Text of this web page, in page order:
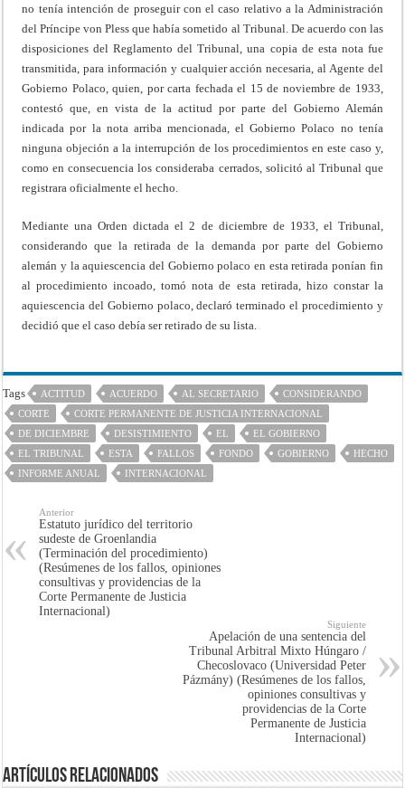
no tenía intención de proseguir con el caso relativo a la Administración
del Príncipe von Pless que había sometido al Tribunal. De acuerdo con las
disposiciones del Reglamento del Tribunal, una copia de esta nota fue
transmitida, para información y cualquier acción necesaria, al Agente del
Gobierno Polaco, quien, por carta fechada el 15 de noviembre de 1933,
contestó que, en vista de la actitud por parte del Gobierno Alemán
indicada por la nota arriba mencionada, el Gobierno Polaco no tenía
ninguna objeción a la interrupción de los procedimientos en este caso y,
como en consecuencia los consideraba cerrados, solicitó al Tribunal que
registrara oficialmente el hecho.
Mediante una Orden dictada el 2 de diciembre de 1933, el Tribunal,
considerando que la retirada de la demanda por parte del Gobierno
alemán y la aquiescencia del Gobierno polaco en esta retirada ponían fin
al procedimiento incoado, tomó nota de esta retirada, hizo constar la
aquiescencia del Gobierno polaco, declaró terminado el procedimiento y
decidió que el caso debía ser retirado de su lista.
Tags ACTITUD ACUERDO AL SECRETARIO
CONSIDERANDO
CORTE
CORTE PERMANENTE DE JUSTICIA INTERNACIONAL
DE DICIEMBRE
DESISTIMIENTO EL
EL GOBIERNO
EL TRIBUNAL
ESTA FALLOS FONDO GOBIERNO
HECHO
INFORME ANUAL
INTERNACIONAL
Anterior
Estatuto jurídico del territorio
sudeste de Groenlandia
(Terminación del procedimiento)
(Resúmenes de los fallos, opiniones
consultivas y providencias de la
Corte Permanente de Justicia
Internacional)
Siguiente
Apelación de una sentencia del
Tribunal Arbitral Mixto Húngaro /
Checoslovaco (Universidad Peter
Pázmány) (Resúmenes de los fallos,
opiniones consultivas y
providencias de la Corte
Permanente de Justicia
Internacional)
Artículos Relacionados